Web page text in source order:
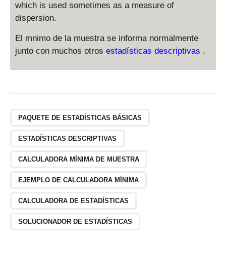
which is used sometimes as a measure of
dispersion.
El mnimo de la muestra se informa normalmente
junto con muchos otros estadísticas descriptivas .
PAQUETE DE ESTADÍSTICAS BÁSICAS
ESTADÍSTICAS DESCRIPTIVAS
CALCULADORA MÍNIMA DE MUESTRA
EJEMPLO DE CALCULADORA MÍNIMA
CALCULADORA DE ESTADÍSTICAS
SOLUCIONADOR DE ESTADÍSTICAS